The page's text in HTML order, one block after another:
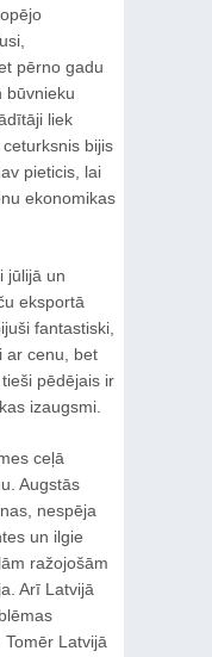
pērno gadu
būvnieku
liek
bijis
pieticis, lai
ekonomikas
jūlijā un
eksportā
fantastiski,
ar cenu, bet
pēdējais ir
izaugsmi.
ceļā
Augstās
nespēja
un ilgie
ražojošām
Arī Latvijā
Latvijā